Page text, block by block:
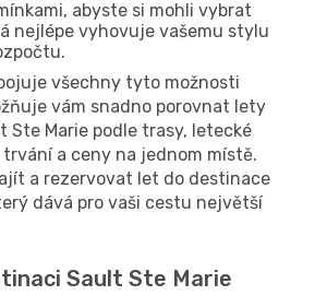
abyste si mohli vybrat
nejlépe vyhovuje vašemu stylu
všechny tyto možnosti
vám snadno porovnat lety
Ste Marie podle trasy, letecké
a ceny na jednom místě.
a rezervovat let do destinace
dává pro vaši cestu největší
Sault Ste Marie